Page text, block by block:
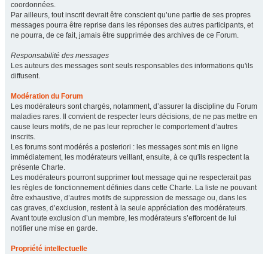
coordonnées.
Par ailleurs, tout inscrit devrait être conscient qu’une partie de ses propres
messages pourra être reprise dans les réponses des autres participants, et
ne pourra, de ce fait, jamais être supprimée des archives de ce Forum.
Responsabilité des messages
Les auteurs des messages sont seuls responsables des informations qu'ils
diffusent.
Modération du Forum
Les modérateurs sont chargés, notamment, d’assurer la discipline du Forum
maladies rares. Il convient de respecter leurs décisions, de ne pas mettre en
cause leurs motifs, de ne pas leur reprocher le comportement d’autres
inscrits.
Les forums sont modérés a posteriori : les messages sont mis en ligne
immédiatement, les modérateurs veillant, ensuite, à ce qu'ils respectent la
présente Charte.
Les modérateurs pourront supprimer tout message qui ne respecterait pas
les règles de fonctionnement définies dans cette Charte. La liste ne pouvant
être exhaustive, d’autres motifs de suppression de message ou, dans les
cas graves, d’exclusion, restent à la seule appréciation des modérateurs.
Avant toute exclusion d’un membre, les modérateurs s’efforcent de lui
notifier une mise en garde.
Propriété intellectuelle